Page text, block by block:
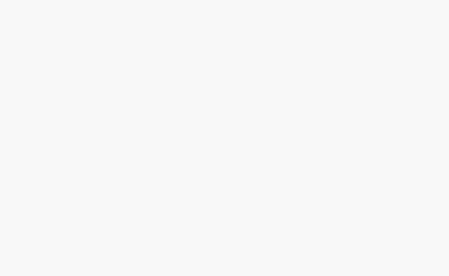
有通过精准的捕捉、炼妖、技能融合以及二代繁殖操作，才能把这些隐
愿、通灵之魂兑换、各类竞技商店补给四种渠道即可稳定拿到该英雄，